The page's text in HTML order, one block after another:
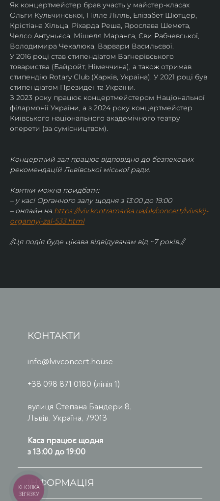
Як концертмейстер брав участь у майстер-класах
Ольги Кульчинської, Пілле Лілль, Елізабет Шютцер,
Крістіана Хільца, Ріхарда Реша, Ярослава Шемета,
Челсо Антуньєса, Мішеля Маранга, Єви Рабчевської,
Володимира Чекалюка, Варвари Васильєвої.
У 2016 році став стипендіатом Ваґнерівського
товариства (Байройт, Німеччина), а також отримав
стипендію Rotary Club (Харків, Україна). У 2021 році був
стипендіатом Президента України.
З 2023 року працює концертмейстером Національної
філармонії України, а з 2024 року концертмейстер
Київського національного академічного театру
оперети (за сумісництвом).
Концертний зал працює відповідно до безпекових
рекомендацій Львівської міської ради.
Квитки можна придбати:
– у касі Органного залу щодня з 13:00 до 19:00
– онлайн на https://lviv.kontramarka.ua/uk/concert/lvivskij-
organnyj-zal-533.html
//Ця подія буде цікава відвідувачам від ~7 років.//
КОНТАКТИ
info@lvivconcert.house
+38 098 871 0180 (лінія 1)
вулиця Степана Бандери 8,
Львів, Україна, 79013
Каса працює щодня
з 13:00 до 19:00
ІНФОРМАЦІЯ
КНОПКА
ЗВ'ЯЗКУ